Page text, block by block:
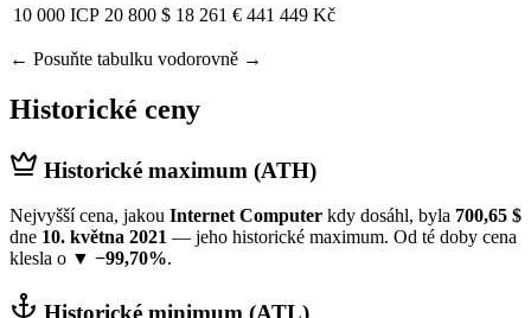
10 000 ICP 20 800 $ 18 261 € 441 449 Kč
← Posuňte tabulku vodorovně →
Historické ceny
Historické maximum (ATH)
Nejvyšší cena, jakou Internet Computer kdy dosáhl, byla 700,65 $
dne 10. května 2021 — jeho historické maximum. Od té doby cena
klesla o ▼ −99,70%.
Historické minimum (ATL)